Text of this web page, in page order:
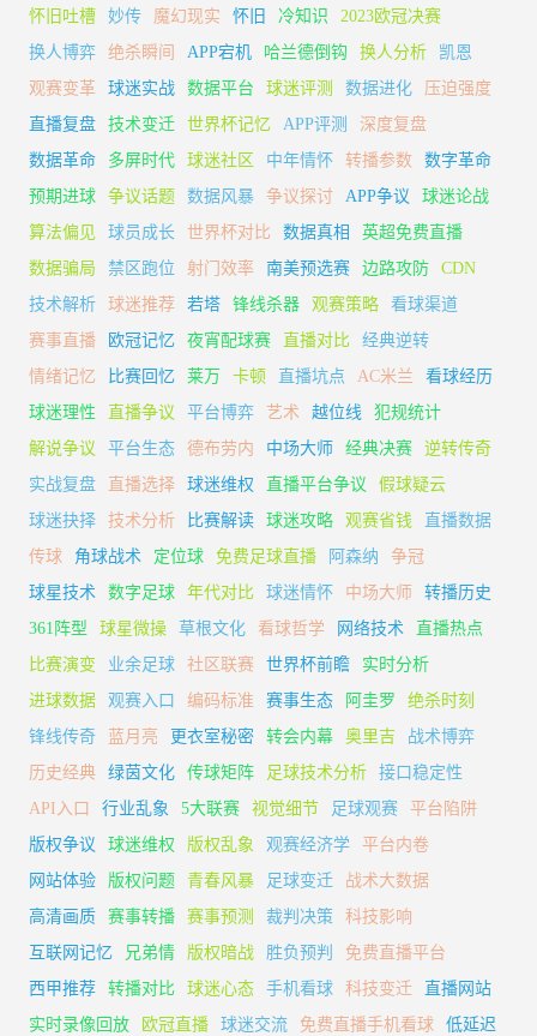
怀旧吐槽
妙传 魔幻现实 怀旧 冷知识
2023欧冠决赛
换人博弈
绝杀瞬间 APP宕机 哈兰德倒钩 换人分析
凯恩
观赛变革
球迷实战 数据平台 球迷评测 数据进化
压迫强度
直播复盘
技术变迁 世界杯记忆 APP评测
深度复盘
数据革命
多屏时代 球迷社区 中年情怀 转播参数
数字革命
预期进球
争议话题 数据风暴 争议探讨 APP争议
球迷论战
算法偏见
球员成长 世界杯对比 数据真相
英超免费直播
数据骗局
禁区跑位 射门效率 南美预选赛 边路攻防
CDN
技术解析
球迷推荐 若塔 锋线杀器 观赛策略
看球渠道
赛事直播
欧冠记忆 夜宵配球赛 直播对比
经典逆转
情绪记忆
比赛回忆 莱万 卡顿 直播坑点 AC米兰
看球经历
球迷理性
直播争议 平台博弈 艺术 越位线
犯规统计
解说争议
平台生态 德布劳内 中场大师 经典决赛
逆转传奇
实战复盘
直播选择 球迷维权 直播平台争议
假球疑云
球迷抉择
技术分析 比赛解读 球迷攻略 观赛省钱
直播数据
传球
角球战术 定位球 免费足球直播 阿森纳
争冠
球星技术
数字足球 年代对比 球迷情怀 中场大师
转播历史
361阵型
球星微操 草根文化 看球哲学 网络技术
直播热点
比赛演变
业余足球 社区联赛 世界杯前瞻
实时分析
进球数据
观赛入口 编码标准 赛事生态 阿圭罗
绝杀时刻
锋线传奇
蓝月亮 更衣室秘密 转会内幕 奥里吉
战术博弈
历史经典
绿茵文化 传球矩阵 足球技术分析
接口稳定性
API入口
行业乱象 5大联赛 视觉细节 足球观赛
平台陷阱
版权争议
球迷维权 版权乱象 观赛经济学
平台内卷
网站体验
版权问题 青春风暴 足球变迁
战术大数据
高清画质
赛事转播 赛事预测 裁判决策
科技影响
互联网记忆
兄弟情 版权暗战 胜负预判
免费直播平台
西甲推荐
转播对比 球迷心态 手机看球 科技变迁
直播网站
实时录像回放
欧冠直播 球迷交流 免费直播手机看球
低延迟